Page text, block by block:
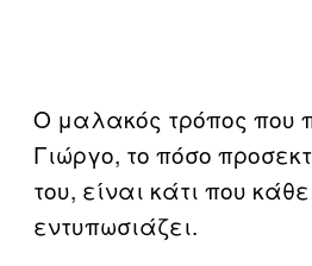
Ο μαλακός τρόπος που
Γιώργο, το πόσο
του, είναι κάτι που
εντυπωσιάζει.